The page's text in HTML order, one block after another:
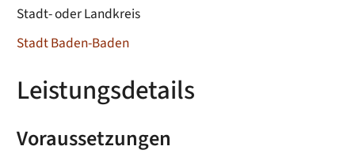
Stadt- oder Landkreis
Stadt Baden-Baden
Leistungsdetails
Voraussetzungen